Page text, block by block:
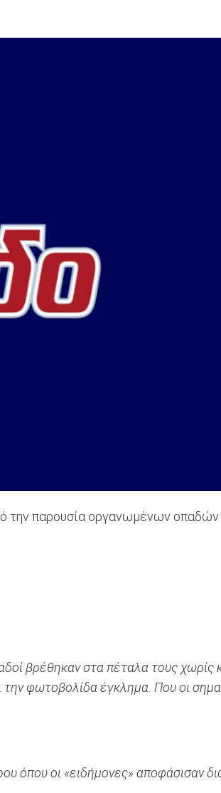
την παρουσία οργανωμένων
βρέθηκαν στα πέταλα τους χωρίς
φωτοβολίδα έγκλημα. Που οι
όπου οι «ειδήμονες» αποφάσισαν